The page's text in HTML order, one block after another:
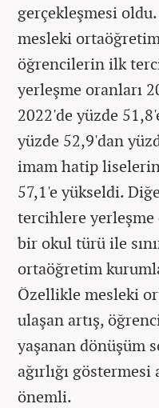
gerçekleşmesi
mesleki
öğrencilerin ilk
yerleşme oranları
2022'de yüzde
yüzde 52,9'dan
imam hatip
57,1'e yükseldi.
tercihlere yerleşme
bir okul türü ile
ortaöğretim
Özellikle mesleki
ulaşan artış,
yaşanan dönüşüm
ağırlığı göstermesi
önemli.